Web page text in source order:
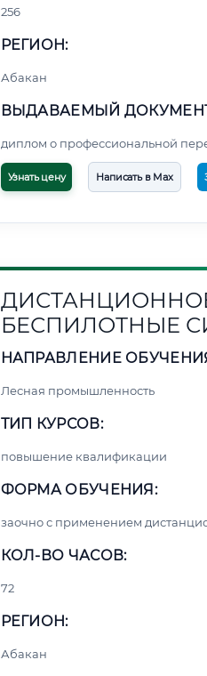
256
РЕГИОН:
Абакан
ВЫДАВАЕМЫЙ
диплом о профессиональной
Узнать цену Написать в Max
БЕСПИЛОТНЫЕ
НАПРАВЛЕНИЕ
Лесная промышленность
ТИП КУРСОВ:
повышение квалификации
ФОРМА ОБУЧЕНИЯ:
заочно с применением
КОЛ-ВО ЧАСОВ:
72
РЕГИОН:
Абакан